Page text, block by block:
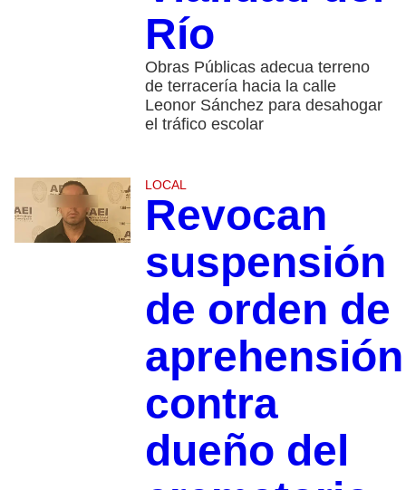
Río
Obras Públicas adecua terreno
de terracería hacia la calle
Leonor Sánchez para desahogar
el tráfico escolar
LOCAL
Revocan
suspensión
de orden de
aprehensión
contra
dueño del